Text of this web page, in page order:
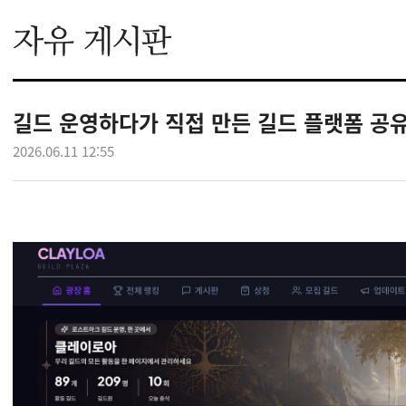
길드 운영하다가 직접 만든 길드 플랫폼 공
2026.06.11 12:55